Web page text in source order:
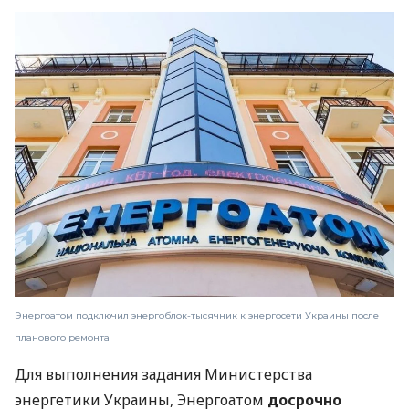
Энергоатом подключил энергоблок-тысячник к энергосети Украины после
планового ремонта
Для выполнения задания Министерства
энергетики Украины, Энергоатом досрочно